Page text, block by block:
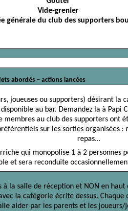
Vide-grenier
générale du club des supporters
abordés – actions lancées
joueuses ou supporters) désirant la
disponible au bar. Demandez la à Papi
membres au club des supporters ont
sur les sorties organisées :
repas...
qui monopolise 1 à 2 personnes
et sera reconduite
à la salle de réception et NON en
la catégorie écrite dessus.
aider par les parents et les joueurs/